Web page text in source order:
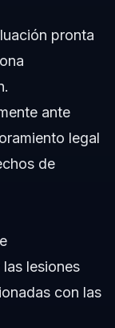
pronta
ante
legal
de
lesiones
con las